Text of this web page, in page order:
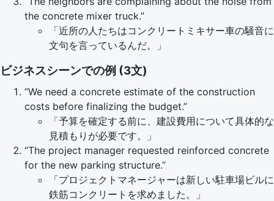
the concrete mixer truck.”
「近所の人たちはコンクリートミキサー車の騒音に
文句を言っているんだ。」
ビジネスシーンでの例 (3文)
“We need a concrete estimate of the construction
costs before finalizing the budget.”
「予算を確定する前に、建設費用について具体的な
見積もりが必要です。」
“The project manager requested reinforced concrete
for the new parking structure.”
「プロジェクトマネージャーは新しい駐車場ビルに
鉄筋コンクリートを求めました。」